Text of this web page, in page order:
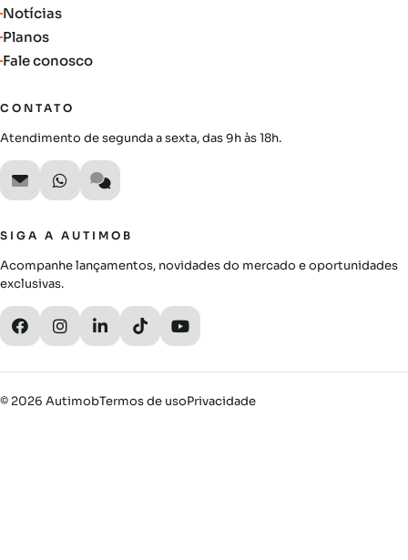
Notícias
Planos
Fale conosco
CONTATO
Atendimento de segunda a sexta, das 9h às 18h.
SIGA A AUTIMOB
Acompanhe lançamentos, novidades do mercado e oportunidades
exclusivas.
© 2026 AutimobTermos de usoPrivacidade